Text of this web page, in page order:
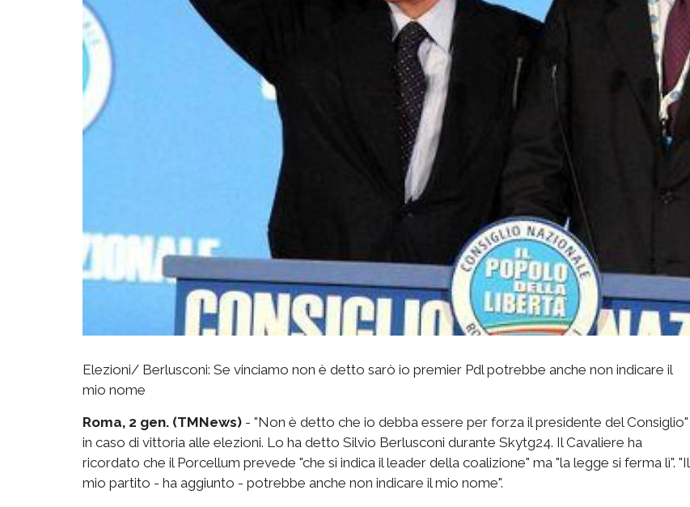
Elezioni/ Berlusconi: Se vinciamo non è detto sarò io premier Pdl potrebbe anche non indicare il
mio nome
Roma, 2 gen. (TMNews) - "Non è detto che io debba essere per forza il presidente del Consiglio"
in caso di vittoria alle elezioni. Lo ha detto Silvio Berlusconi durante Skytg24. Il Cavaliere ha
ricordato che il Porcellum prevede "che si indica il leader della coalizione" ma "la legge si ferma lì". "Il
mio partito - ha aggiunto - potrebbe anche non indicare il mio nome".